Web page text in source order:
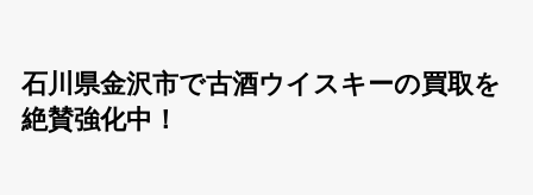
石川県金沢市で古酒ウイスキーの買取を
絶賛強化中！